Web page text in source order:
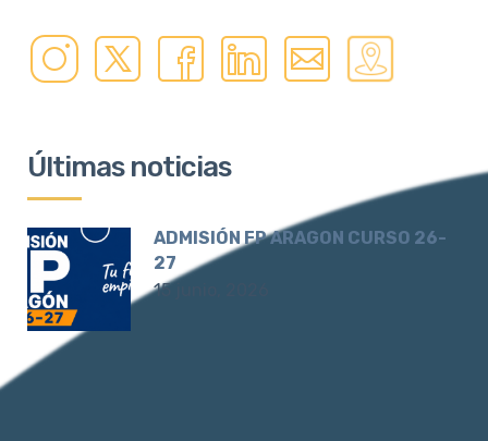
Últimas noticias
ADMISIÓN FP ARAGON CURSO 26-
27
15 junio, 2026